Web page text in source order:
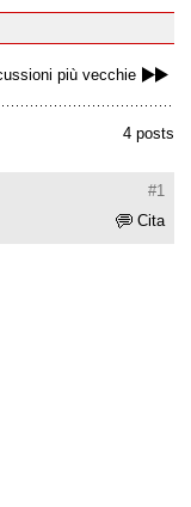
più vecchie
4 posts
#1
Cita